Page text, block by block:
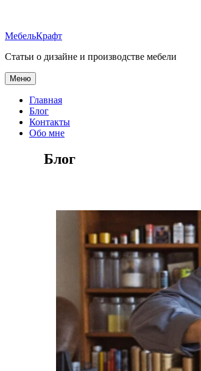
МебельКрафт
Статьи о дизайне и производстве мебели
Меню
Главная
Блог
Контакты
Обо мне
Блог